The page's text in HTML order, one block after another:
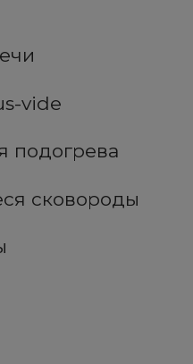
vide
подогрева
сковороды